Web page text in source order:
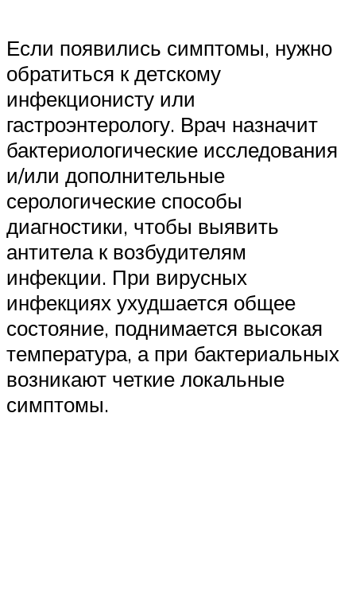
Если появились симптомы, нужно
обратиться к детскому
инфекционисту или
гастроэнтерологу. Врач назначит
бактериологические исследования
и/или дополнительные
серологические способы
диагностики, чтобы выявить
антитела к возбудителям
инфекции. При вирусных
инфекциях ухудшается общее
состояние, поднимается высокая
температура, а при бактериальных
возникают четкие локальные
симптомы.